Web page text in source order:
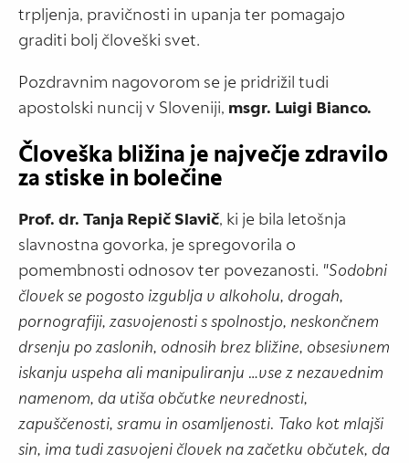
trpljenja, pravičnosti in upanja ter pomagajo
graditi bolj človeški svet.
Pozdravnim nagovorom se je pridrižil tudi
apostolski nuncij v Sloveniji, msgr. Luigi Bianco.
Človeška bližina je največje zdravilo
za stiske in bolečine
Prof. dr. Tanja Repič Slavič, ki je bila letošnja
slavnostna govorka, je spregovorila o
pomembnosti odnosov ter povezanosti. "Sodobni
človek se pogosto izgublja v alkoholu, drogah,
pornografiji, zasvojenosti s spolnostjo, neskončnem
drsenju po zaslonih, odnosih brez bližine, obsesivnem
iskanju uspeha ali manipuliranju ... vse z nezavednim
namenom, da utiša občutke nevrednosti,
zapuščenosti, sramu in osamljenosti. Tako kot mlajši
sin, ima tudi zasvojeni človek na začetku občutek, da